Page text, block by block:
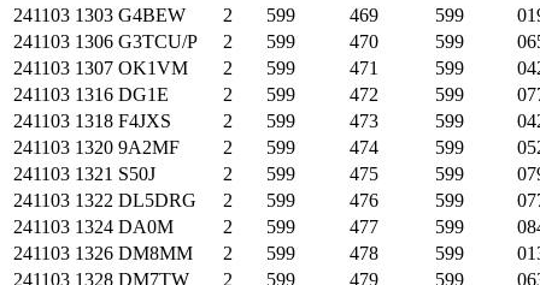
241103 1303 G4BEW 2 599 469 599
241103 1306 G3TCU/P 2 599 470 599
241103 1307 OK1VM 2 599 471 599
241103 1316 DG1E 2 599 472 599
241103 1318 F4JXS 2 599 473 599
241103 1320 9A2MF 2 599 474 599
241103 1321 S50J 2 599 475 599
241103 1322 DL5DRG 2 599 476 599
241103 1324 DA0M 2 599 477 599
241103 1326 DM8MM 2 599 478 599
241103 1328 DM7TW 2 599 479 599